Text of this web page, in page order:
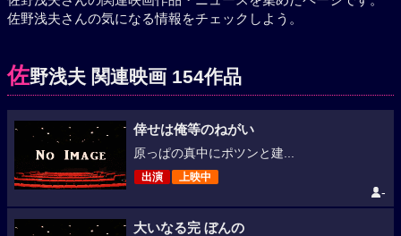
佐野浅夫さんの気になる情報をチェックしよう。
佐野浅夫 関連映画 154作品
倖せは俺等のねがい
原っぱの真中にポツンと建...
出演 上映中
-
大いなる完 ぼんの